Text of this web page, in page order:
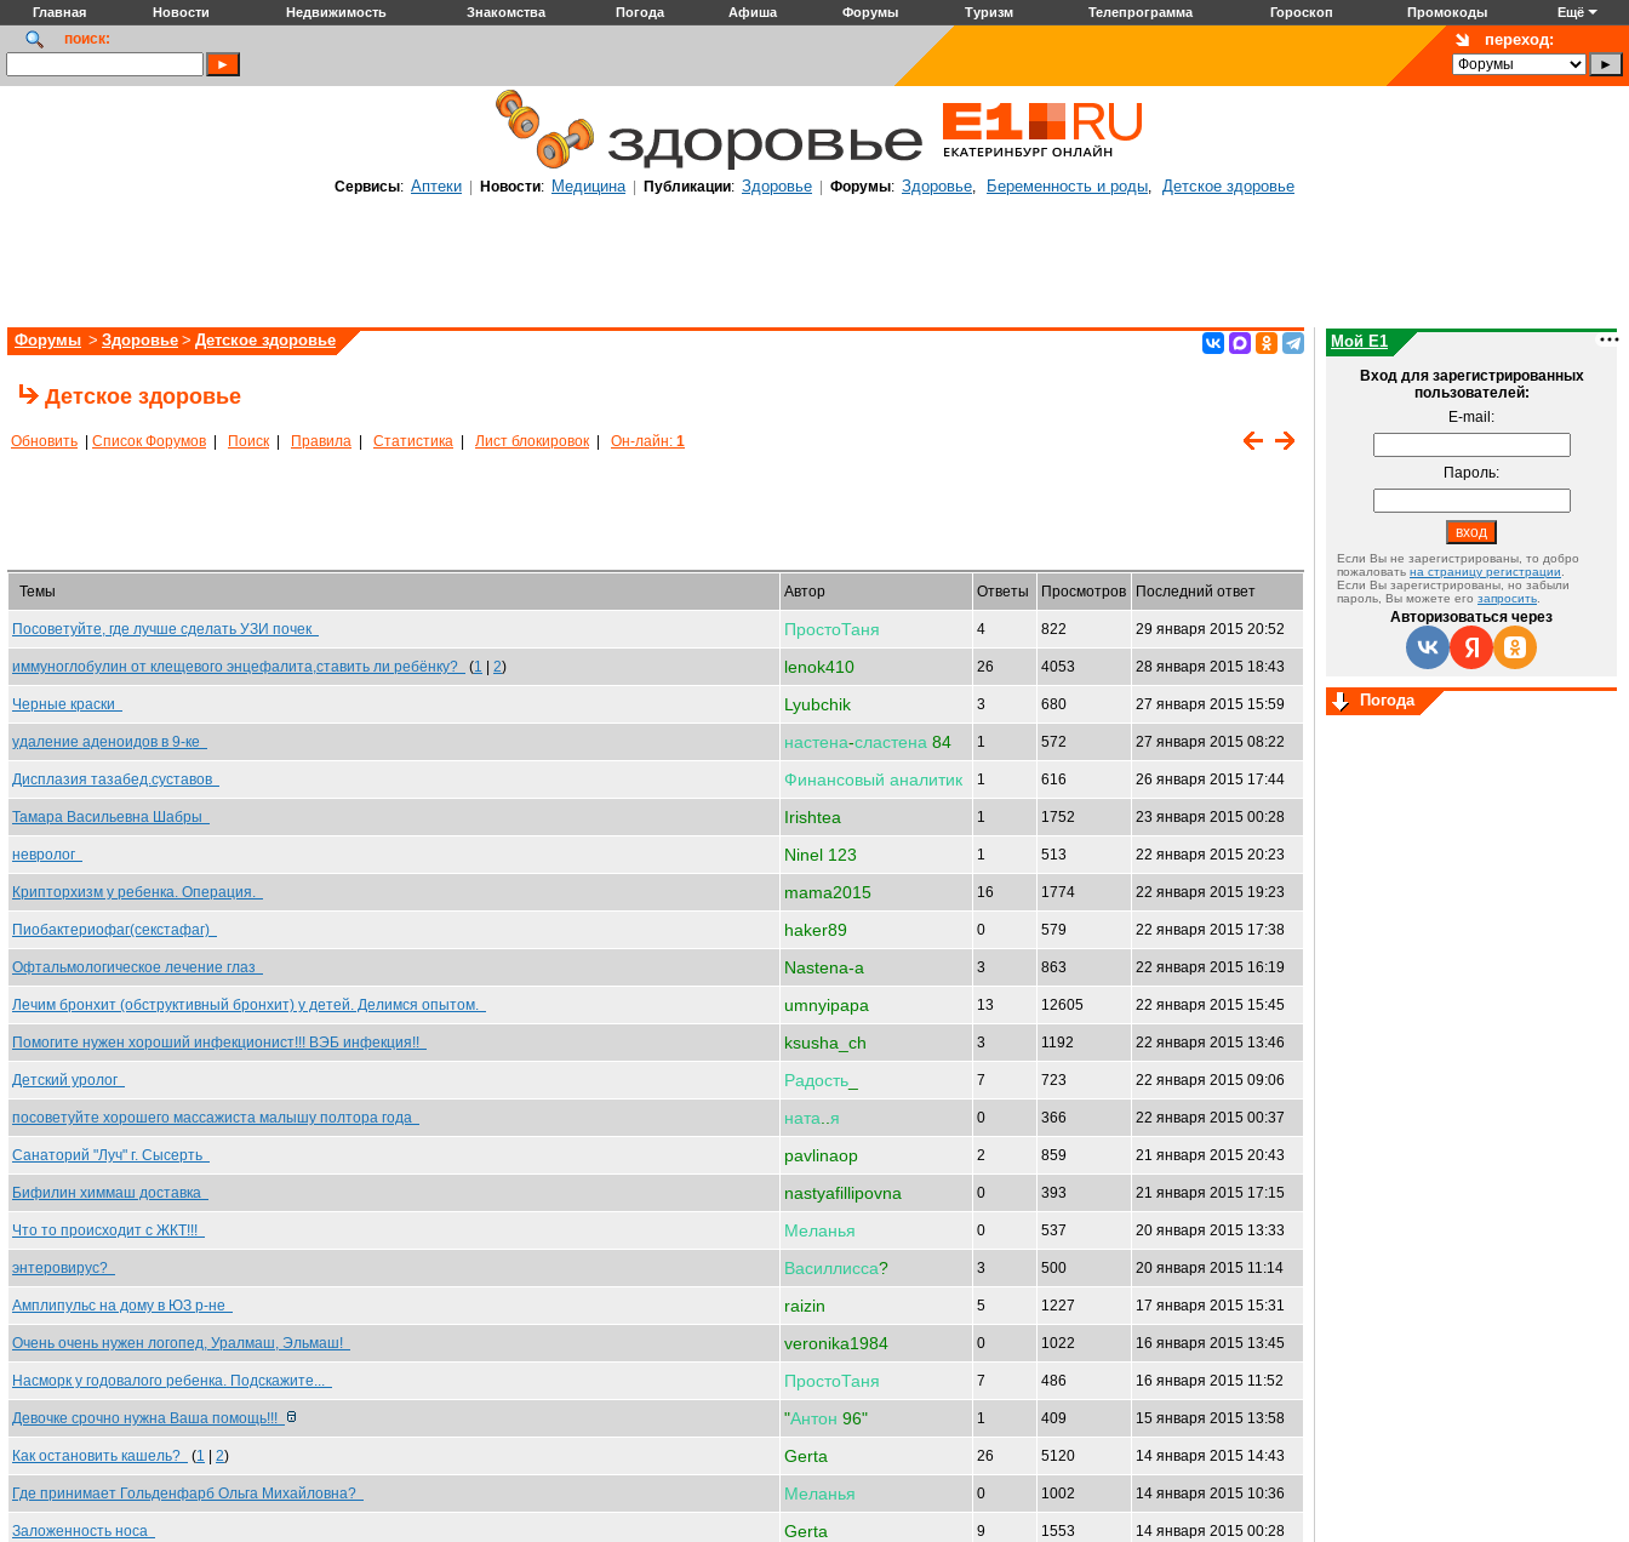
Главная Новости Недвижимость Знакомства Погода Афиша Форумы Туризм Телепрограмма Гороскоп Промокоды Ещё
поиск: переход:
Сервисы: Аптеки Новости: Медицина| Публикации: Здоровье Форумы: Здоровье, Беременность и роды, Детское здоровье
Форумы > Здоровье > Детское здоровье
Детское здоровье
Обновить Список Форумов Поиск Правила Статистика Лист блокировок Он-лайн: 1
Темы Автор Ответы Просмотров Последний ответ
Посоветуйте, где лучше сделать УЗИ почек ПростоТаня 4 822 29 января 2015 20:52
иммуноглобулин от клещевого энцефалита,ставить ли ребёнку? (1 2) lenok410 26 4053 28 января 2015 18:43
Черные краски Lyubchik 3 680 27 января 2015 15:59
удаление аденоидов в 9-ке настена-сластена 84 1 572 27 января 2015 08:22
Дисплазия тазабед.суставов Финансовый аналитик 1 616 26 января 2015 17:44
Тамара Васильевна Шабры Irishtea 1 1752 23 января 2015 00:28
невролог Ninel 123 1 513 22 января 2015 20:23
Крипторхизм у ребенка. Операция. mama2015 16 1774 22 января 2015 19:23
Пиобактериофаг(секстафаг) haker89 0 579 22 января 2015 17:38
Офтальмологическое лечение глаз Nastena-a 3 863 22 января 2015 16:19
Лечим бронхит (обструктивный бронхит) у детей. Делимся опытом. umnyipapa 13 12605 22 января 2015 15:45
Помогите нужен хороший инфекционист!!! ВЭБ инфекция!! ksusha_ch 3 1192 22 января 2015 13:46
Детский уролог Радость 7 723 22 января 2015 09:06
посоветуйте хорошего массажиста малышу полтора года ната я 0 366 22 января 2015 00:37
Санаторий "Луч" г. Сысерть pavlinaop 2 859 21 января 2015 20:43
Бифилин химмаш доставка nastyafillipovna 0 393 21 января 2015 17:15
Что то происходит с ЖКТ!!! Меланья 0 537 20 января 2015 13:33
энтеровирус? Василлисса? 3 500 20 января 2015 11:14
Амплипульс на дому в ЮЗ р-не raizin 5 1227 17 января 2015 15:31
Очень очень нужен логопед, Уралмаш, Эльмаш! veronika1984 0 1022 16 января 2015 13:45
Насморк у годовалого ребенка. Подскажите... ПростоТаня 7 486 16 января 2015 11:52
Девочке срочно нужна Ваша помощь!!! "Антон 96" 1 409 15 января 2015 13:58
Как остановить кашель? (1 2) Gerta 26 5120 14 января 2015 14:43
Где принимает Гольденфарб Ольга Михайловна? Меланья 0 1002 14 января 2015 10:36
Заложенность носа Gerta 9 1553 14 января 2015 00:28
Мой E1
Вход для зарегистрированных
пользователей:
E-mail:
Пароль:
Если Вы не зарегистрированы, то добро
пожаловать на страницу регистрации
Если Вы зарегистрированы, но забыли
пароль, Вы можете его запросить
Авторизоваться через
Погода